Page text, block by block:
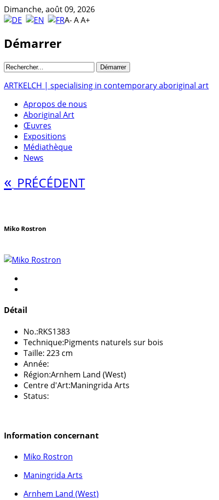
Dimanche, août 09, 2026
A-AA+
Démarrer
ARTKELCH | specialising in contemporary aboriginal art
Apropos de nous
Aboriginal Art
Œuvres
Expositions
Médiathèque
News
« PRÉCÉDENT
Miko Rostron
Détail
No.:RKS1383
Technique:Pigments naturels sur bois
Taille: 223 cm
Année:
Région:Arnhem Land (West)
Centre d'Art:Maningrida Arts
Status:
Information concernant
Miko Rostron
Maningrida Arts
Arnhem Land (West)